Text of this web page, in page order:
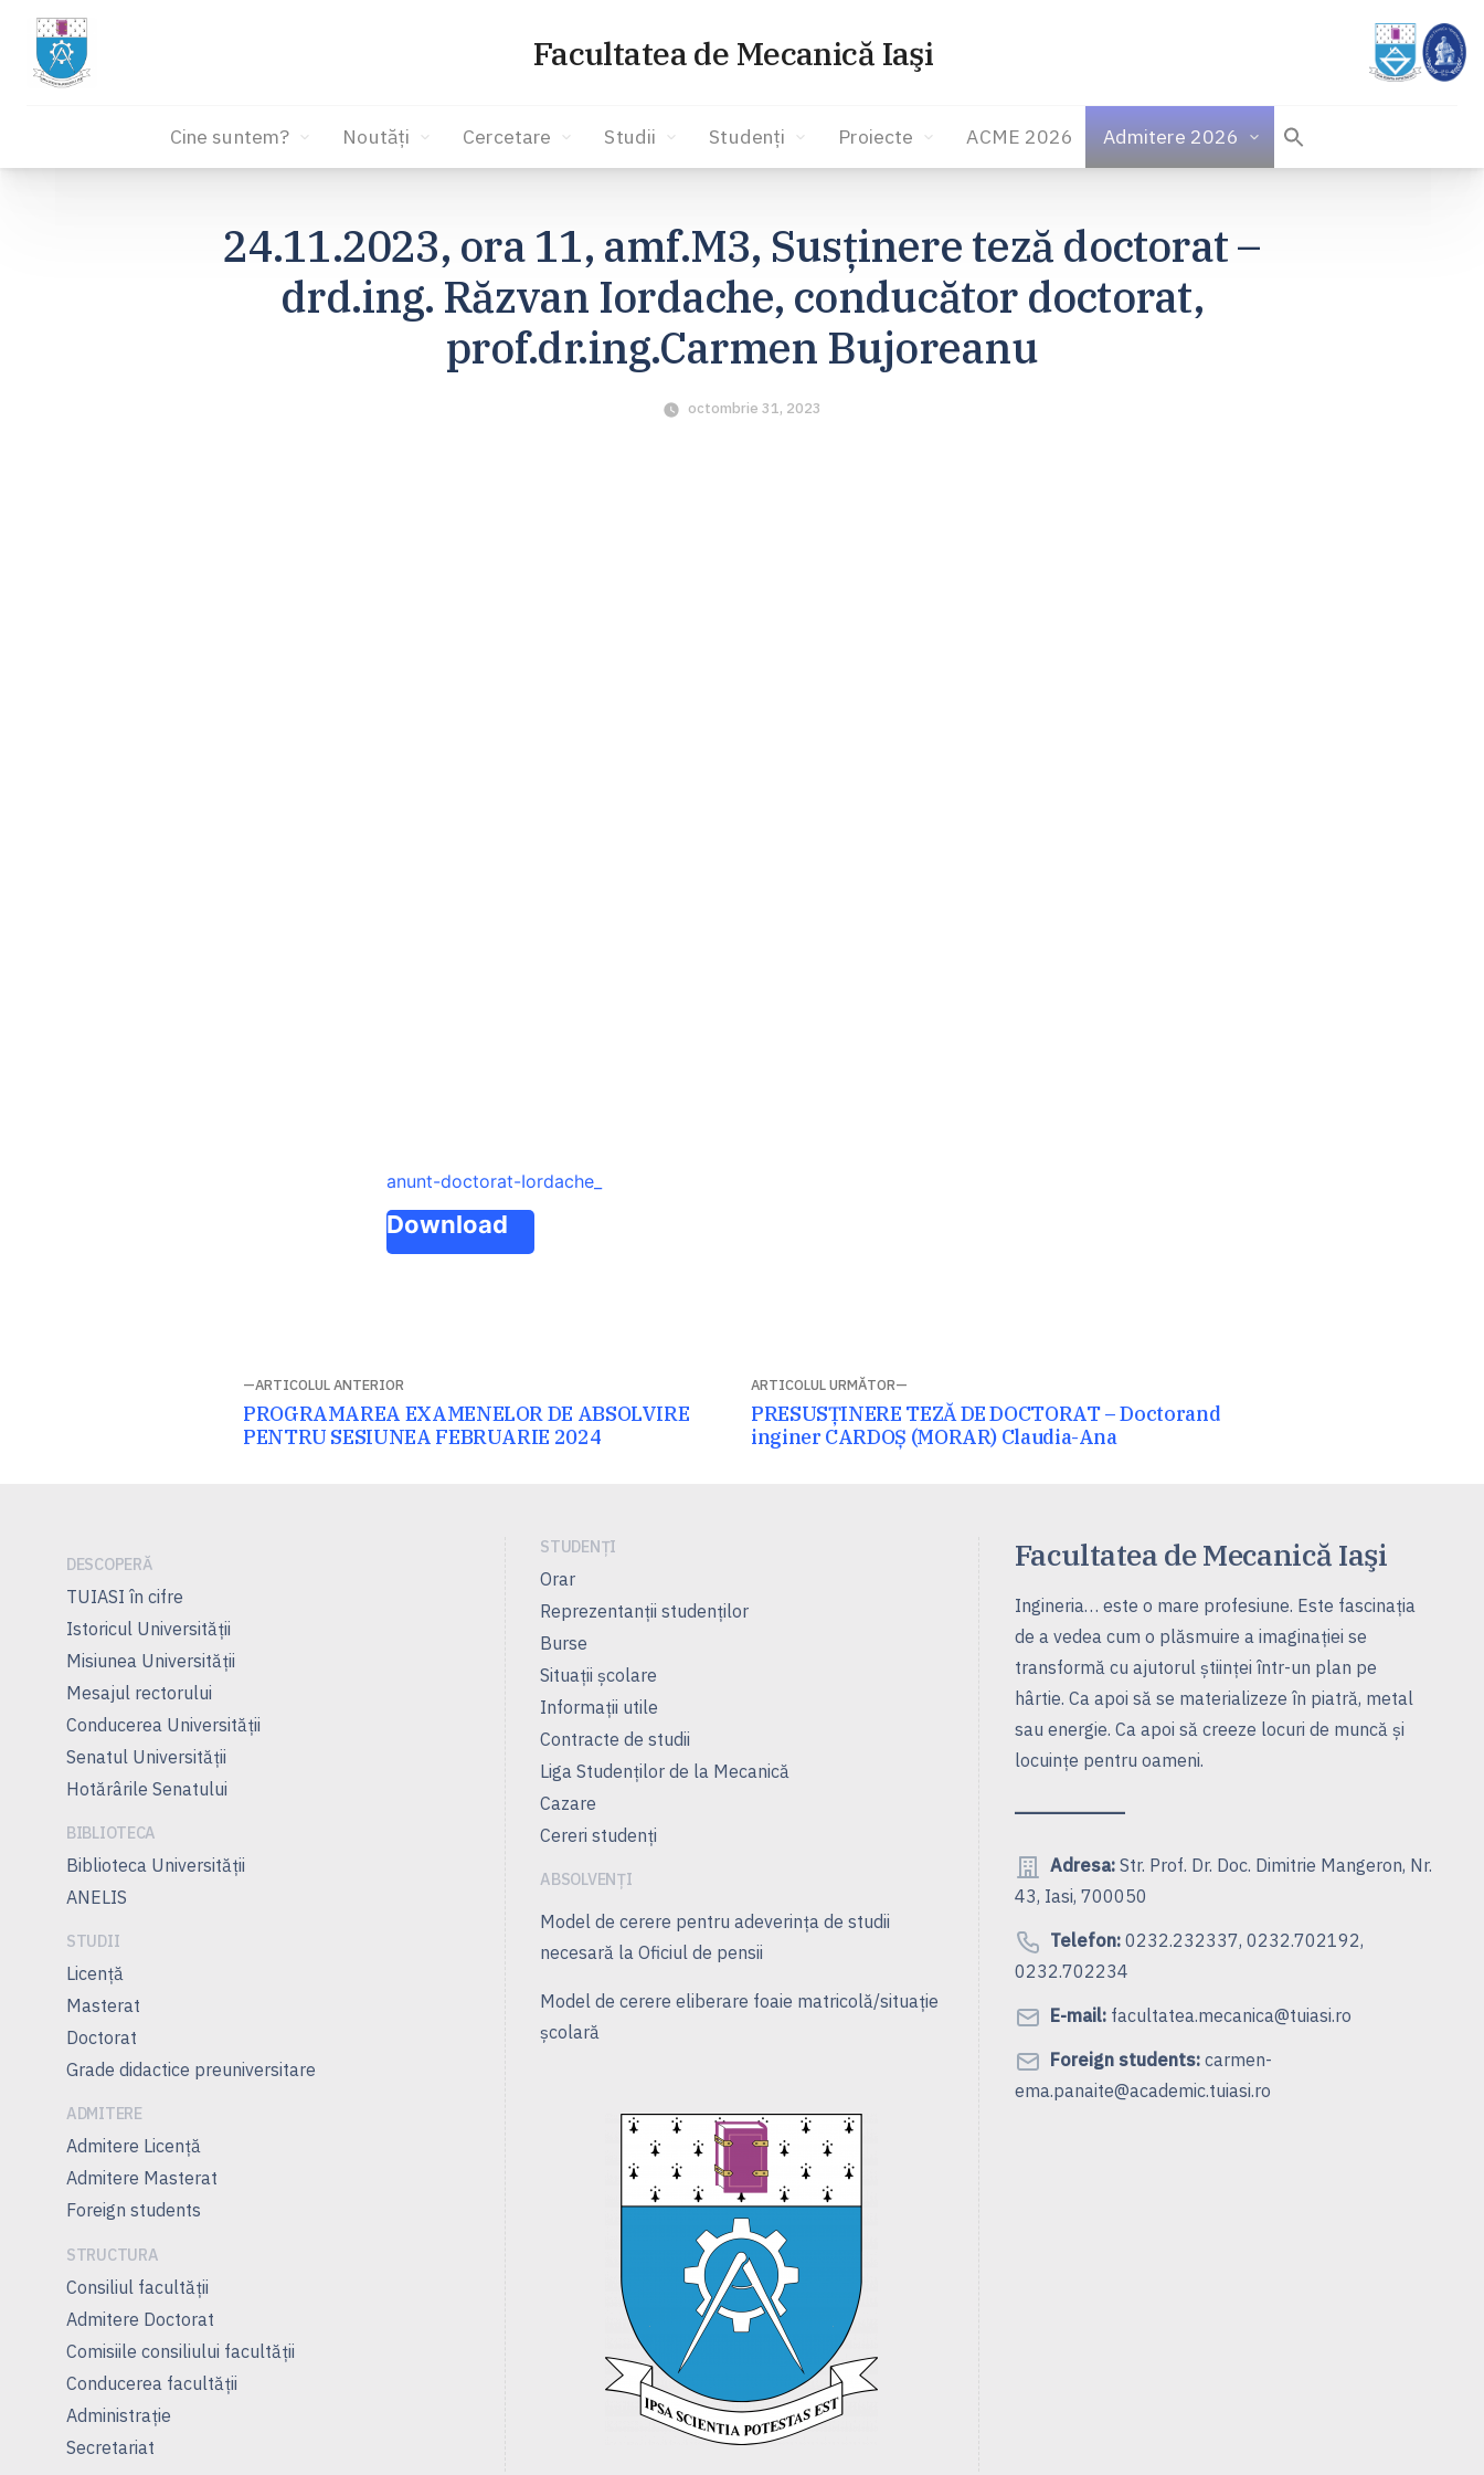
Facultatea de Mecanică Iaşi
Cine suntem? Noutăți Cercetare Studii Studenți Proiecte ACME 2026 Admitere 2026
24.11.2023, ora 11, amf.M3, Susținere teză doctorat –
drd.ing. Răzvan Iordache, conducător doctorat,
prof.dr.ing.Carmen Bujoreanu
octombrie 31, 2023
anunt-doctorat-Iordache_
Download
ARTICOLUL ANTERIOR
Articolul
anterior:
PROGRAMAREA EXAMENELOR DE ABSOLVIRE
PENTRU SESIUNEA FEBRUARIE 2024
ARTICOLUL URMĂTOR
Articolul
următor:
PRESUSȚINERE TEZĂ DE DOCTORAT – Doctorand
inginer CARDOȘ (MORAR) Claudia-Ana
DESCOPERĂ
TUIASI în cifre
Istoricul Universităţii
Misiunea Universităţii
Mesajul rectorului
Conducerea Universităţii
Senatul Universității
Hotărârile Senatului
BIBLIOTECA
Biblioteca Universității
ANELIS
STUDII
Licență
Masterat
Doctorat
Grade didactice preuniversitare
ADMITERE
Admitere Licenţă
Admitere Masterat
Foreign students
STRUCTURA
Consiliul facultăţii
Admitere Doctorat
Comisiile consiliului facultăţii
Conducerea facultăţii
Administrație
Secretariat
STUDENȚI
Orar
Reprezentanţii studenţilor
Burse
Situații școlare
Informații utile
Contracte de studii
Liga Studenţilor de la Mecanică
Cazare
Cereri studenți
ABSOLVENȚI
Model de cerere pentru adeverința de studii
necesară la Oficiul de pensii
Model de cerere eliberare foaie matricolă/situație
școlară
Facultatea de Mecanică Iaşi
Ingineria… este o mare profesiune. Este fascinaţia
de a vedea cum o plăsmuire a imaginaţiei se
transformă cu ajutorul ştiinţei într-un plan pe
hârtie. Ca apoi să se materializeze în piatră, metal
sau energie. Ca apoi să creeze locuri de muncă şi
locuinţe pentru oameni.
Adresa:Str. Prof. Dr. Doc. Dimitrie Mangeron, Nr.
43, Iasi, 700050
Telefon:0232.232337, 0232.702192,
0232.702234
E-mail:facultatea.mecanica@tuiasi.ro
Foreign students:carmen-
ema.panaite@academic.tuiasi.ro